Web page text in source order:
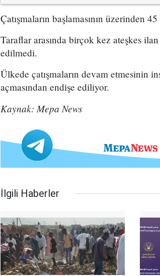
Çatışmaların başlamasının üzerinden
Taraflar arasında birçok kez ateşkes
edilmedi.
Ülkede çatışmaların devam etmesinin
açmasından endişe ediliyor.
Kaynak: Mepa News
İlgili Haberler